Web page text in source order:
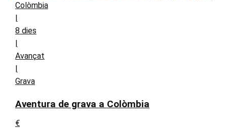
Colòmbia
8 dies
Avançat
Grava
Aventura de grava a Colòmbia
€